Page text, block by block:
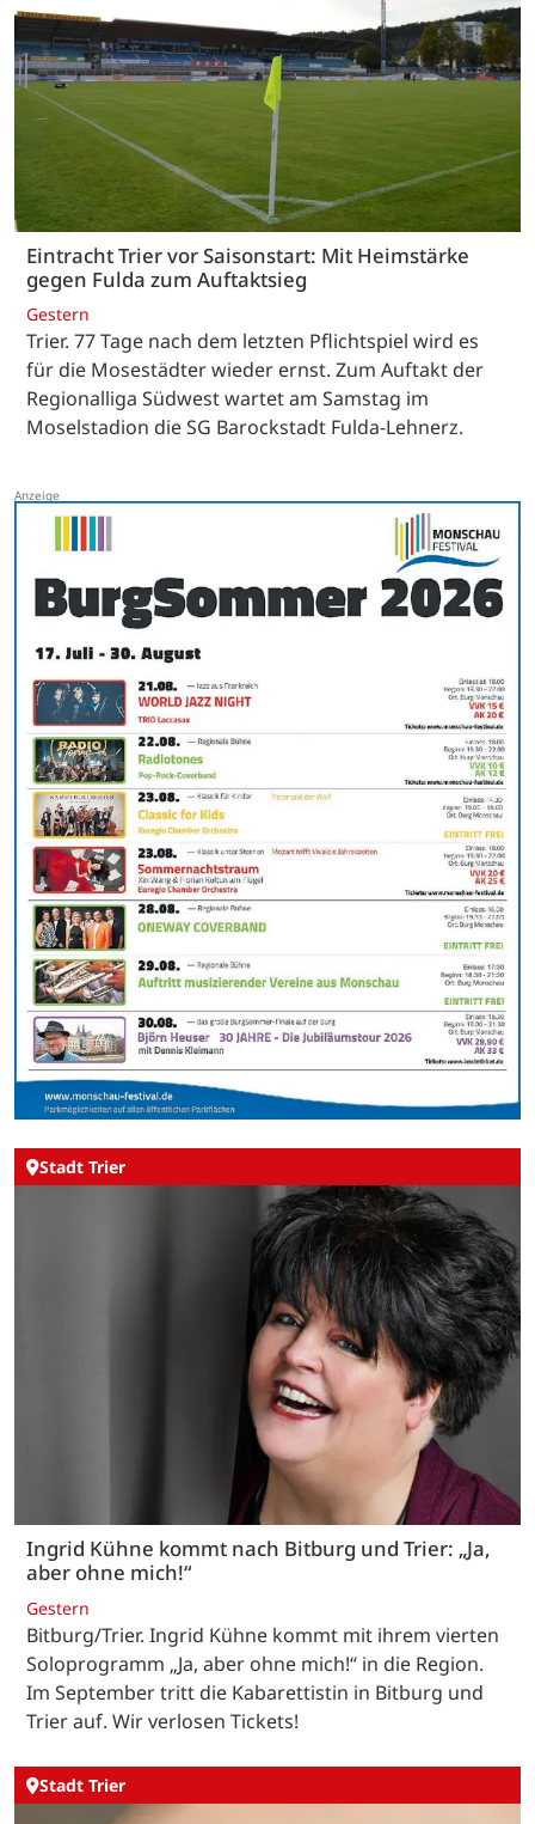
Eintracht Trier vor Saisonstart: Mit Heimstärke
gegen Fulda zum Auftaktsieg
Gestern
Trier. 77 Tage nach dem letzten Pflichtspiel wird es
für die Mosestädter wieder ernst. Zum Auftakt der
Regionalliga Südwest wartet am Samstag im
Moselstadion die SG Barockstadt Fulda-Lehnerz.
Stadt Trier
Ingrid Kühne kommt nach Bitburg und Trier: „Ja,
aber ohne mich!“
Gestern
Bitburg/Trier. Ingrid Kühne kommt mit ihrem vierten
Soloprogramm „Ja, aber ohne mich!“ in die Region.
Im September tritt die Kabarettistin in Bitburg und
Trier auf. Wir verlosen Tickets!
Stadt Trier